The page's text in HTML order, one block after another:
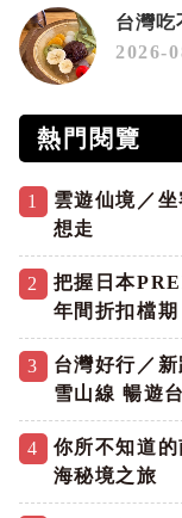
2026-
熱門閱覽
1
雲遊仙境／
想走
2
把握日本
年間折扣檔
3
台灣好行／
雪山線 暢遊
4
你所不知道
海秘境之旅